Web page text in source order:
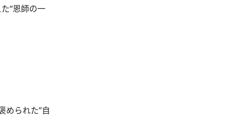
“恩師の一
められた”自